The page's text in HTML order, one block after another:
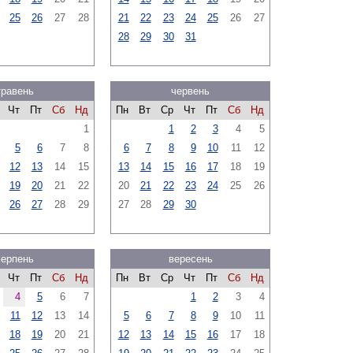
25
26 27 28
21
22 23 24 25 26
27
28
29 30 31
Чт
Пт Сб
Нд
1
5
6 7
8
12
13 14
15
19
20 21
22
26
27 28 29
червень
Пн
Вт Ср Чт Пт Сб
Нд
1
2 3 4
5
6
7 8 9 10 11
12
13
14 15 16 17 18
19
20
21 22 23 24 25
26
27
28 29 30
Чт
Пт Сб
Нд
4
5 6
7
11
12 13
14
18
19 20
21
вересень
Пн
Вт Ср Чт Пт Сб
Нд
1
2 3
4
5
6 7 8 9 10
11
12
13 14 15 16 17
18